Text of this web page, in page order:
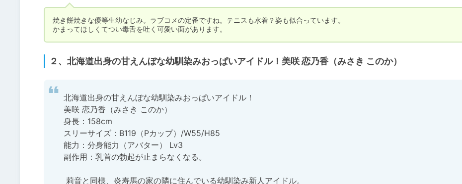
焼き餅焼きな優等生幼なじみ。ラブコメの定番ですね。テニスも水着？姿も似合っています。
かまってほしくてつい毒舌を吐く可愛い面があります。
２、北海道出身の甘えんぼな幼馴染みおっぱいアイドル！美咲 恋乃香（みさき このか）
北海道出身の甘えんぼな幼馴染みおっぱいアイドル！
美咲 恋乃香（みさき このか）
身長：158cm
スリーサイズ：B119（Pカップ）/W55/H85
能力：分身能力（アバター） Lv3
副作用：乳首の勃起が止まらなくなる。